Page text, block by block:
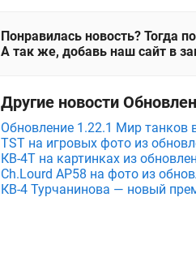
Понравилась новость? Тогда
А так же, добавь наш сайт в
Другие новости
Обновление 1.22.1 Мир танков
TST на игровых фото из
КВ-4Т на картинках из
Ch.Lourd AP58 на фото из
КВ-4 Турчанинова — новый